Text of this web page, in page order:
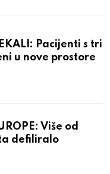
Pacijenti s tri
u nove prostore
Više od
defiliralo